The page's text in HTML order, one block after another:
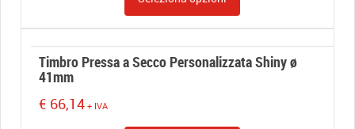
Timbro Pressa a Secco Personalizzata Shiny ø
41mm
€ 66,14 + IVA